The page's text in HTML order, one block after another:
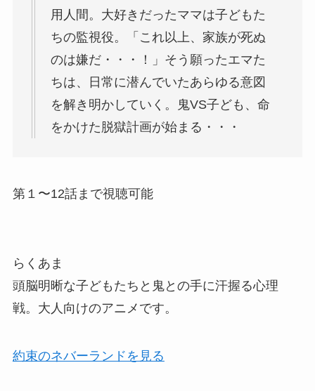
用人間。大好きだったママは子どもた
ちの監視役。「これ以上、家族が死ぬ
のは嫌だ・・・！」そう願ったエマた
ちは、日常に潜んでいたあらゆる意図
を解き明かしていく。鬼VS子ども、命
をかけた脱獄計画が始まる・・・
第１〜12話まで視聴可能
らくあま
頭脳明晰な子どもたちと鬼との手に汗握る心理
戦。大人向けのアニメです。
約束のネバーランドを見る